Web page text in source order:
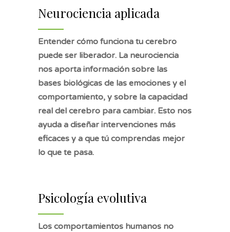
Neurociencia aplicada
Entender cómo funciona tu cerebro
puede ser liberador. La neurociencia
nos aporta información sobre las
bases biológicas de las emociones y el
comportamiento, y sobre la capacidad
real del cerebro para cambiar. Esto nos
ayuda a diseñar intervenciones más
eficaces y a que tú comprendas mejor
lo que te pasa.
Psicología evolutiva
Los comportamientos humanos no